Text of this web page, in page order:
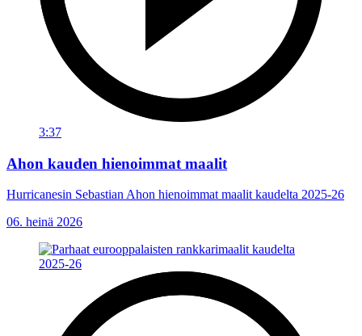
3:37
Ahon kauden hienoimmat maalit
Hurricanesin Sebastian Ahon hienoimmat maalit kaudelta 2025-26
06. heinä 2026